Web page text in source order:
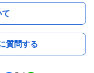
て
質問する